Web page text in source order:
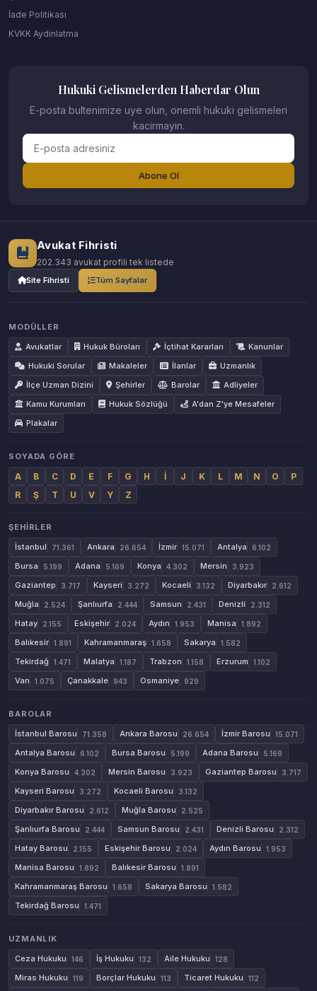
İade Politikası
KVKK Aydinlatma
Hukuki Gelismelerden Haberdar Olun
E-posta bultenimize uye olun, onemli hukuki gelismeleri
kacirmayin.
Abone Ol
Avukat Fihristi
202.343 avukat profili tek listede
Site Fihristi Tüm Sayfalar
MODÜLLER
Avukatlar
Hukuk Büroları İçtihat Kararları
Kanunlar
Hukuki Sorular
Makaleler İlanlar
Uzmanlık
İlçe Uzman Dizini
Şehirler Barolar
Adliyeler
Kamu Kurumları
Hukuk Sözlüğü
A'dan Z'ye Mesafeler
Plakalar
SOYADA GÖRE
A B C D E F G H İ J K L M N O
P
R
Ş T U V Y Z
ŞEHIRLER
İstanbul
71.361 Ankara 26.654 İzmir 15.071 Antalya 6.102
Bursa 5.199 Adana 5.169 Konya 4.302 Mersin 3.923
Gaziantep 3.717 Kayseri 3.272 Kocaeli 3.132 Diyarbakır 2.612
Muğla 2.524 Şanlıurfa 2.444 Samsun 2.431 Denizli 2.312
Hatay 2.155 Eskişehir 2.024 Aydın 1.953 Manisa 1.892
Balıkesir 1.891 Kahramanmaraş 1.658 Sakarya 1.582
Tekirdağ 1.471 Malatya 1.187 Trabzon 1.158 Erzurum 1.102
Van 1.075 Çanakkale 943 Osmaniye 929
BAROLAR
İstanbul Barosu
71.358 Ankara Barosu 26.654 İzmir Barosu 15.071
Antalya Barosu 6.102 Bursa Barosu 5.199 Adana Barosu 5.169
Konya Barosu 4.302 Mersin Barosu 3.923 Gaziantep Barosu 3.717
Kayseri Barosu 3.272 Kocaeli Barosu 3.132
Diyarbakır Barosu 2.612 Muğla Barosu 2.525
Şanlıurfa Barosu 2.444 Samsun Barosu 2.431 Denizli Barosu 2.312
Hatay Barosu 2.155 Eskişehir Barosu 2.024 Aydın Barosu 1.953
Manisa Barosu 1.892 Balıkesir Barosu 1.891
Kahramanmaraş Barosu 1.658 Sakarya Barosu 1.582
Tekirdağ Barosu 1.471
UZMANLIK
Ceza Hukuku
146 İş Hukuku 132 Aile Hukuku 128
Miras Hukuku 119 Borçlar Hukuku 113 Ticaret Hukuku 112